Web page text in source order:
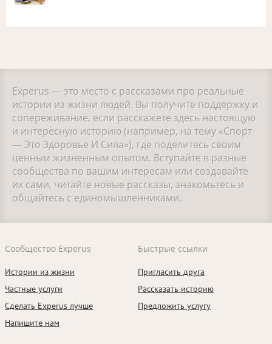
Experus — это место с рассказами про реальные
истории из жизни людей. Вы получите поддержку и
сопереживание, если расскажете здесь настоящую
и интересную историю (например, на тему «Спорт
— Это Здоровье И Сила»), где поделитесь своим
ценным жизненным опытом. Вступайте в разные
сообщества по вашим интересам или создавайте
их сами, читайте новые рассказы, знакомьтесь и
общайтесь с единомышленниками.
Сообщество Experus
Истории из жизни
Частные услуги
Сделать Experus лучше
Напишите нам
Быстрые ссылки
Пригласить друга
Рассказать историю
Предложить услугу